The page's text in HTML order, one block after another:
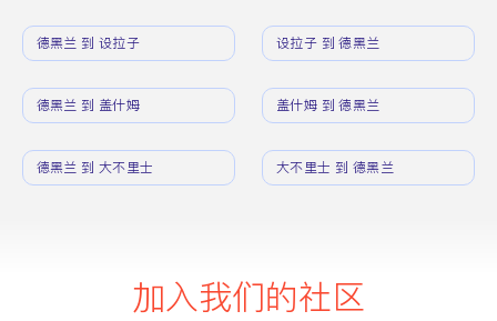
德黑兰 到 设拉子 设拉子 到 德黑兰
德黑兰 到 盖什姆 盖什姆 到 德黑兰
德黑兰 到 大不里士 大不里士 到 德黑兰
加入我们的社区